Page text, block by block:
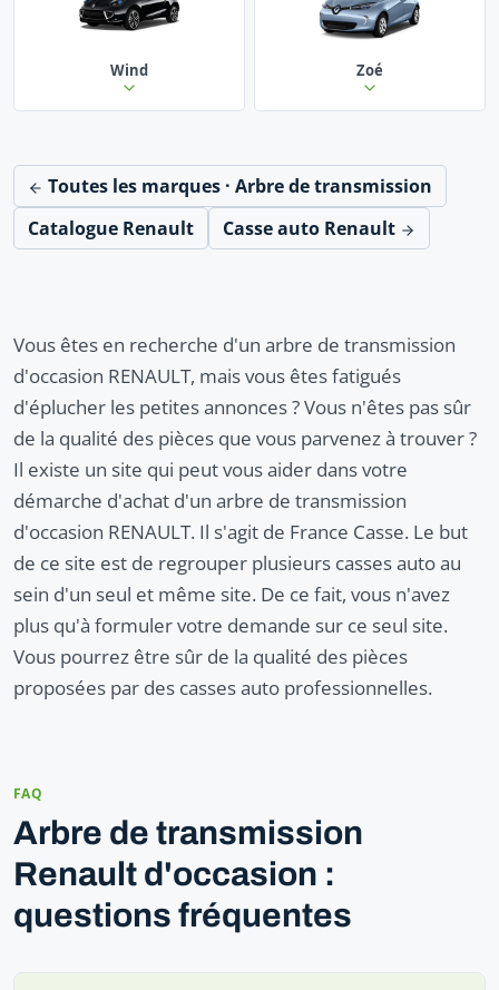
Wind Zoé
Toutes les marques · Arbre de transmission
Catalogue Renault
Casse auto Renault
Vous êtes en recherche d'un arbre de transmission
d'occasion RENAULT, mais vous êtes fatigués
d'éplucher les petites annonces ? Vous n'êtes pas sûr
de la qualité des pièces que vous parvenez à trouver ?
Il existe un site qui peut vous aider dans votre
démarche d'achat d'un arbre de transmission
d'occasion RENAULT. Il s'agit de France Casse. Le but
de ce site est de regrouper plusieurs casses auto au
sein d'un seul et même site. De ce fait, vous n'avez
plus qu'à formuler votre demande sur ce seul site.
Vous pourrez être sûr de la qualité des pièces
proposées par des casses auto professionnelles.
FAQ
Arbre de transmission
Renault d'occasion :
questions fréquentes